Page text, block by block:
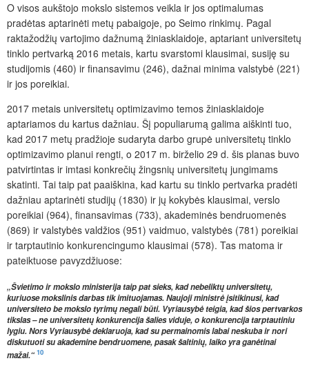
O visos aukštojo mokslo sistemos veikla ir jos optimalumas
pradėtas aptarinėti metų pabaigoje, po Seimo rinkimų. Pagal
raktažodžių vartojimo dažnumą žiniasklaidoje, aptariant universitetų
tinklo pertvarką 2016 metais, kartu svarstomi klausimai, susiję su
studijomis (460) ir finansavimu (246), dažnai minima valstybė (221)
ir jos poreikiai.
2017 metais universitetų optimizavimo temos žiniasklaidoje
aptariamos du kartus dažniau. Šį populiarumą galima aiškinti tuo,
kad 2017 metų pradžioje sudaryta darbo grupė universitetų tinklo
optimizavimo planui rengti, o 2017 m. birželio 29 d. šis planas buvo
patvirtintas ir imtasi konkrečių žingsnių universitetų jungimams
skatinti. Tai taip pat paaiškina, kad kartu su tinklo pertvarka pradėti
dažniau aptarinėti studijų (1830) ir jų kokybės klausimai, verslo
poreikiai (964), finansavimas (733), akademinės bendruomenės
(869) ir valstybės valdžios (951) vaidmuo, valstybės (781) poreikiai
ir tarptautinio konkurencingumo klausimai (578). Tas matoma ir
pateiktuose pavyzdžiuose:
„Švietimo ir mokslo ministerija taip pat sieks, kad nebeliktų universitetų,
kuriuose mokslinis darbas tik imituojamas. Naujoji ministrė įsitikinusi, kad
universiteto be mokslo tyrimų negali būti. Vyriausybė teigia, kad šios pertvarkos
tikslas – ne universitetų konkurencija šalies viduje, o konkurencija tarptautiniu
lygiu. Nors Vyriausybė deklaruoja, kad su permainomis labai neskuba ir nori
diskutuoti su akademine bendruomene, pasak šaltinių, laiko yra ganėtinai
mažai.“ 10